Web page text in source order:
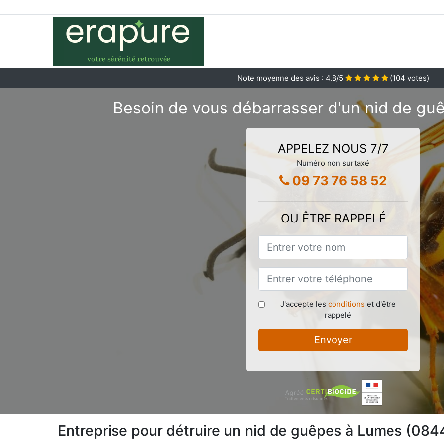
Note moyenne des avis : 4.8/5 (104 votes)
Besoin de vous débarrasser d'un nid de
APPELEZ NOUS 7/7
Numéro non surtaxé
09 73 76 58 52
OU ÊTRE RAPPELÉ
J'accepte les conditions et d'être
rappelé
Envoyer
Entreprise pour détruire un nid de guêpes à Lumes